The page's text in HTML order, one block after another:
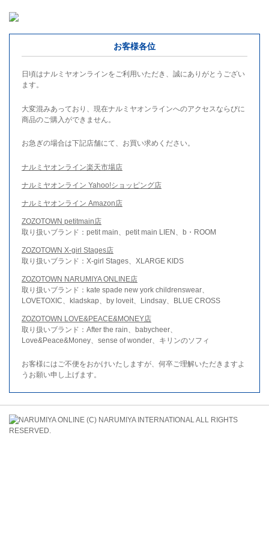
お客様各位
日頃はナルミヤオンラインをご利用いただき、誠にありがとうござい
ます。
大変混みあっており、現在ナルミヤオンラインへのアクセスならびに
商品のご購入ができません。
お急ぎの場合は下記店舗にて、お買い求めください。
ナルミヤオンライン楽天市場店
ナルミヤオンライン Yahoo!ショッピング店
ナルミヤオンライン Amazon店
ZOZOTOWN petitmain店
取り扱いブランド：petit main、petit main LIEN、b・ROOM
ZOZOTOWN X-girl Stages店
取り扱いブランド：X-girl Stages、XLARGE KIDS
ZOZOTOWN NARUMIYA ONLINE店
取り扱いブランド：kate spade new york childrenswear、
LOVETOXIC、kladskap、by loveit、Lindsay、BLUE CROSS
ZOZOTOWN LOVE&PEACE&MONEY店
取り扱いブランド：After the rain、babycheer、
Love&Peace&Money、sense of wonder、キリンのソフィ
お客様にはご不便をおかけいたしますが、何卒ご理解いただきますよ
うお願い申し上げます。